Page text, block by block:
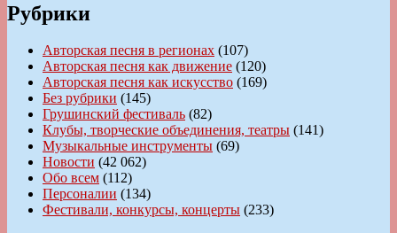
Рубрики
Авторская песня в регионах (107)
Авторская песня как движение (120)
Авторская песня как искусство (169)
Без рубрики (145)
Грушинский фестиваль (82)
Клубы, творческие объединения, театры (141)
Музыкальные инструменты (69)
Новости (42 062)
Обо всем (112)
Персоналии (134)
Фестивали, конкурсы, концерты (233)